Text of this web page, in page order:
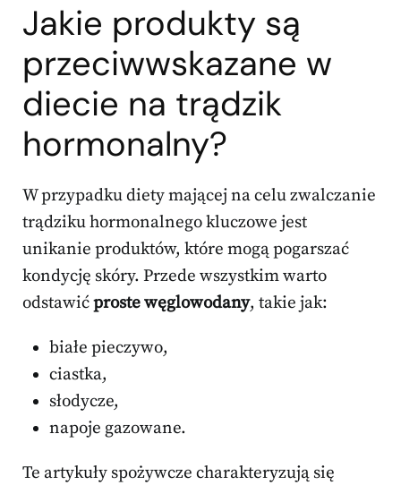
Jakie produkty są
przeciwwskazane w
diecie na trądzik
hormonalny?
W przypadku diety mającej na celu zwalczanie
trądziku hormonalnego kluczowe jest
unikanie produktów, które mogą pogarszać
kondycję skóry. Przede wszystkim warto
odstawićproste węglowodany, takie jak:
białe pieczywo,
ciastka,
słodycze,
napoje gazowane.
Te artykuły spożywcze charakteryzują się